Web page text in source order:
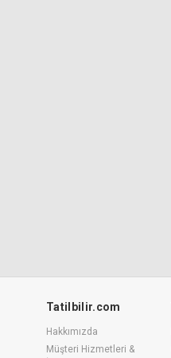
Tatilbilir.com
Hakkımızda
Müşteri Hizmetleri &